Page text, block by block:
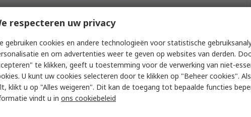
Digilent
30MHz
of Analogue Channels 2
Type
respecteren uw privacy
gebruiken cookies en andere technologieën voor statistische
en om advertenties weer te geven op websites van derden.
te klikken, geeft u toestemming voor de verwerking van niet-
U kunt uw cookies selecteren door te klikken op "Beheer cookies".
klikt u op "Alles weigeren". Dit kan de toegang tot bepaalde functies
vindt u in ons cookiebeleid